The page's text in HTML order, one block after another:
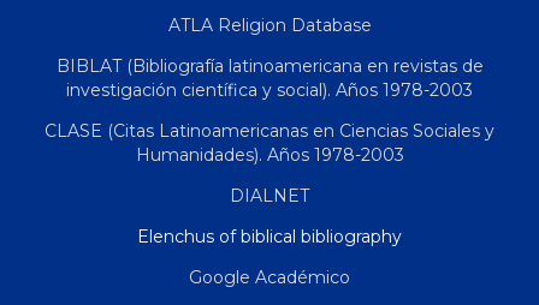
ATLA Religion Database
BIBLAT (Bibliografía latinoamericana en revistas de
investigación científica y social). Años 1978-2003
CLASE (Citas Latinoamericanas en Ciencias Sociales y
Humanidades). Años 1978-2003
DIALNET
Elenchus of biblical bibliography
Google Académico